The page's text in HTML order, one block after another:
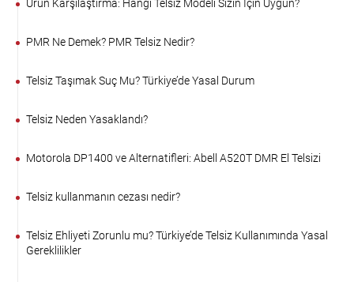
Ürün Karşılaştırma: Hangi Telsiz Modeli Sizin İçin Uygun?
PMR Ne Demek? PMR Telsiz Nedir?
Telsiz Taşımak Suç Mu? Türkiye’de Yasal Durum
Telsiz Neden Yasaklandı?
Motorola DP1400 ve Alternatifleri: Abell A520T DMR El Telsizi
Telsiz kullanmanın cezası nedir?
Telsiz Ehliyeti Zorunlu mu? Türkiye’de Telsiz Kullanımında Yasal
Gereklilikler